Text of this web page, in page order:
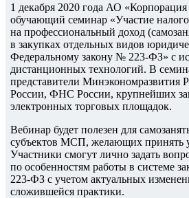
1 декабря 2020 года АО
обучающий семинар «Участие
на профессиональный доход
в закупках отдельных видов
Федеральному закону № 223-ФЗ» с
дистанционных технологий. В
представители Минэкономразвития
России, ФНС России, крупнейших
электронных торговых площадок.
Вебинар будет полезен для
субъектов МСП, желающих принять
Участники смогут лично задать
по особенностям работы в системе
223-ФЗ с учетом актуальных
сложившейся практики.